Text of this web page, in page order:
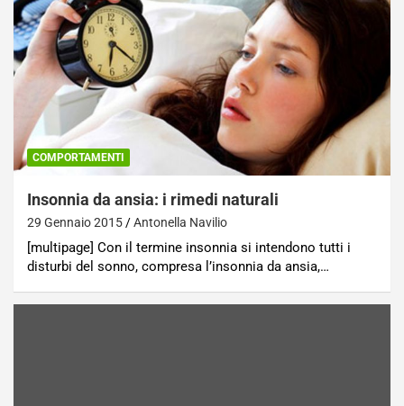
COMPORTAMENTI
Insonnia da ansia: i rimedi naturali
29 Gennaio 2015 Antonella Navilio
[multipage] Con il termine insonnia si intendono tutti i
disturbi del sonno, compresa l’insonnia da ansia,…